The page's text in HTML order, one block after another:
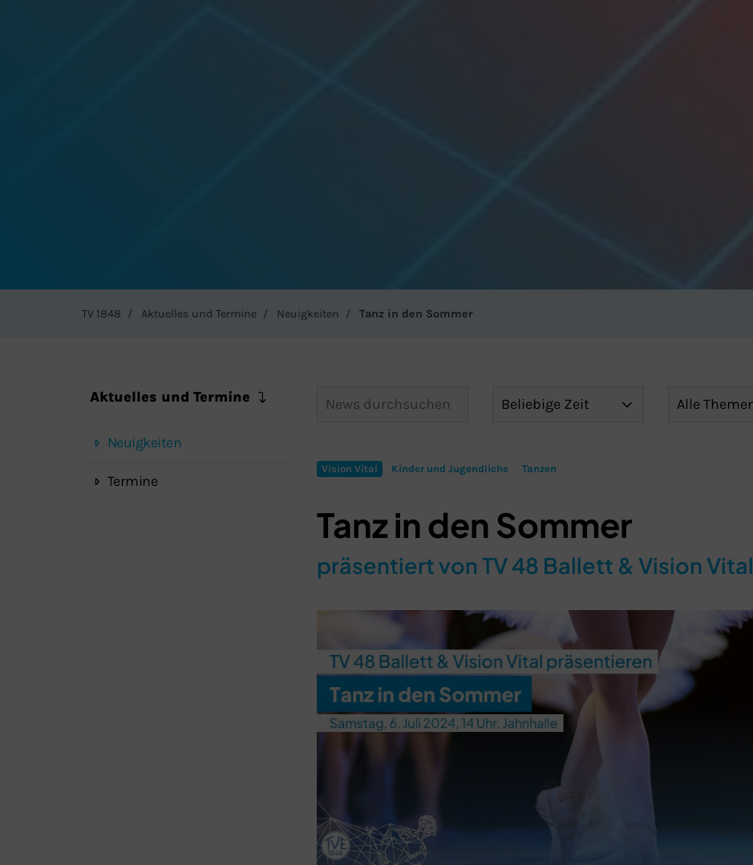
Schließen
TV 1848 Aktuelles und Termine Neuigkeiten Tanz in den Sommer
Vision Vital Kinder und Jugendliche Tanzen
Tanz in den Sommer
präsentiert von TV 48 Ballett & Vision Vital
Aktuelles und Termine
Neuigkeiten
Termine